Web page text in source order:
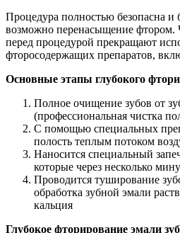
Процедура полностью безопасна и
возможно перенасыщение фтором.
перед процедурой прекращают
фторосодержащих препаратов,
Основные этапы глубокого
Полное очищение зубов от
(профессиональная чистка
С помощью специальных
полость теплым потоком
Наносится специальный
которые через несколько
Проводится туширование
обработка зубной эмали
кальция
Глубокое фторирование эмали